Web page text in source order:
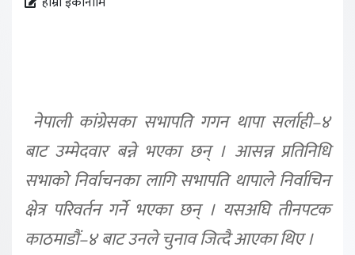
नेपाली कांग्रेसका सभापति गगन थापा सर्लाही–४
बाट उम्मेदवार बन्ने भएका छन् । आसन्न प्रतिनिधि
सभाको निर्वाचनका लागि सभापति थापाले निर्वाचिन
क्षेत्र परिवर्तन गर्ने भएका छन् । यसअघि तीनपटक
काठमाडौं–४ बाट उनले चुनाव जित्दै आएका थिए ।